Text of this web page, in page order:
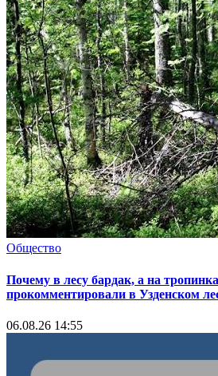
Общество
Почему в лесу бардак, а на
прокомментировали в Узденском
06.08.26 14:55